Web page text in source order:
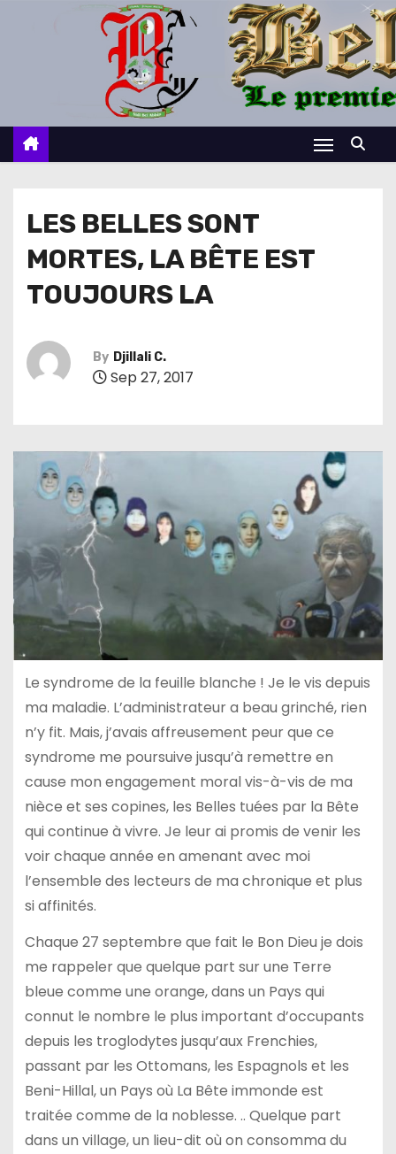
c
LES BELLES SONT
MORTES, LA BÊTE EST
TOUJOURS LA
By Djillali C.
Sep 27, 2017
Le syndrome de la feuille blanche ! Je le vis depuis
ma maladie. L’administrateur a beau grinché, rien
n’y fit. Mais, j’avais affreusement peur que ce
syndrome me poursuive jusqu’à remettre en
cause mon engagement moral vis-à-vis de ma
nièce et ses copines, les Belles tuées par la Bête
qui continue à vivre. Je leur ai promis de venir les
voir chaque année en amenant avec moi
l’ensemble des lecteurs de ma chronique et plus
si affinités.
Chaque 27 septembre que fait le Bon Dieu je dois
me rappeler que quelque part sur une Terre
bleue comme une orange, dans un Pays qui
connut le nombre le plus important d’occupants
depuis les troglodytes jusqu’aux Frenchies,
passant par les Ottomans, les Espagnols et les
Beni-Hillal, un Pays où La Bête immonde est
traitée comme de la noblesse. .. Quelque part
dans un village, un lieu-dit où on consomma du